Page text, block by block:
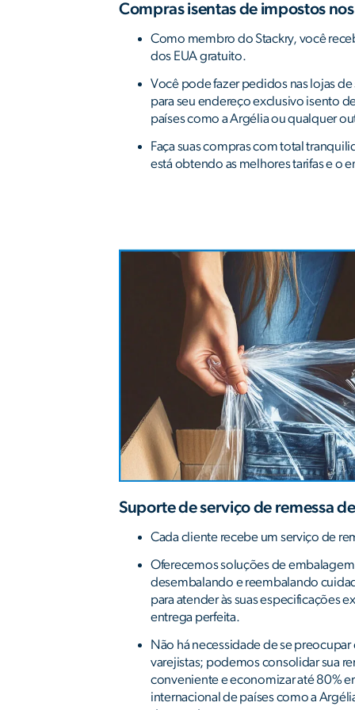
Compras isentas de impostos nos
Como membro do Stackry, você
dos EUA gratuito.
Você pode fazer pedidos nas lojas de
para seu endereço exclusivo isento
países como a Argélia ou qualquer
Faça suas compras com total
está obtendo as melhores tarifas e o
Suporte de serviço de remessa
Cada cliente recebe um serviço de
Oferecemos soluções de
desembalando e reembalando
para atender às suas especificações
entrega perfeita.
Não há necessidade de se
varejistas; podemos consolidar sua
conveniente e economizar até 80%
internacional de países como a